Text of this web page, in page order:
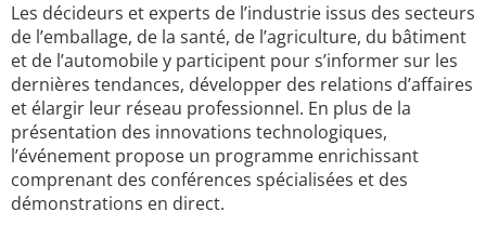
Les décideurs et experts de l’industrie issus des secteurs
de l’emballage, de la santé, de l’agriculture, du bâtiment
et de l’automobile y participent pour s’informer sur les
dernières tendances, développer des relations d’affaires
et élargir leur réseau professionnel. En plus de la
présentation des innovations technologiques,
l’événement propose un programme enrichissant
comprenant des conférences spécialisées et des
démonstrations en direct.